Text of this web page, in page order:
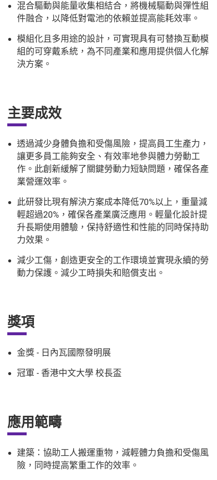
混合驅動與能量收集相結合，將機械驅動與彈性組
件融合，以降低對電池的依賴並提高能耗效率。
模組化且多用途的設計，可實現具有可替換互動模
組的可穿戴系統，為不同產業和應用提供個人化解
決方案。
主要成效
透過減少身體負擔和受傷風險，提高員工生產力，
讓更多員工能夠安全、有效率地參與體力勞動工
作。此創新緩解了關鍵勞動力短缺問題，確保各產
業營運效率。
此研發比現有解決方案成本降低70%以上，重量減
輕超過20%，確保各產業廣泛應用。輕量化設計提
升長期使用體驗，保持舒適性和性能的同時保持助
力效果。
減少工傷，創造更安全的工作環境並實現永續的勞
動力保護。減少工時損失和賠償支出。
獎項
金獎 - 日內瓦國際發明展
冠軍 - 香港中文大學 校長盃
應用範疇
建築：協助工人搬運重物，減輕體力負擔和受傷風
險，同時提高繁重工作的效率。